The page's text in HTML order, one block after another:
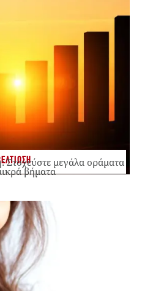
Στοχεύστε μεγάλα οράματα
βήματα